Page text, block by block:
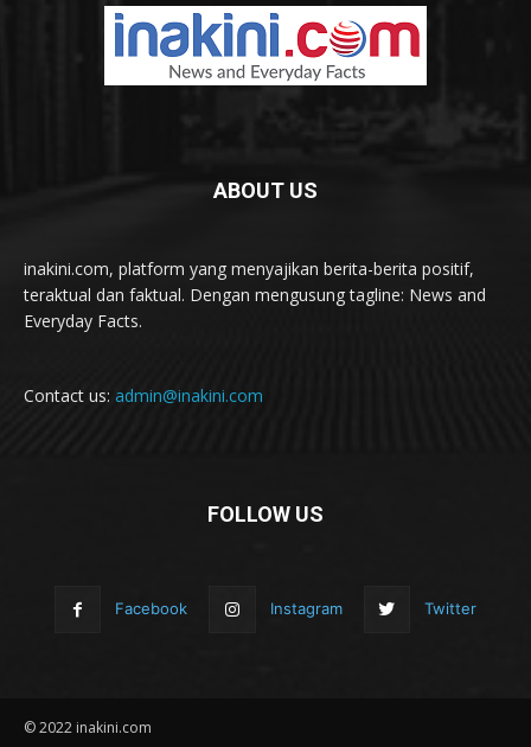
ABOUT US
inakini.com, platform yang menyajikan berita-berita positif,
teraktual dan faktual. Dengan mengusung tagline: News and
Everyday Facts.
Contact us: admin@inakini.com
FOLLOW US
Facebook Instagram Twitter
© 2022 inakini.com